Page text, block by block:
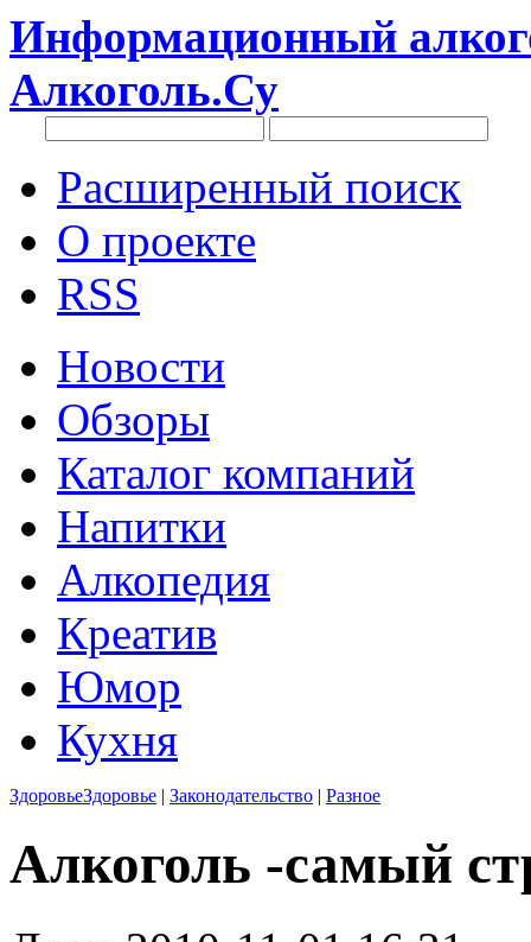
Информационный
Алкоголь.Су
Расширенный поиск
О проекте
RSS
Новости
Обзоры
Каталог компаний
Напитки
Алкопедия
Креатив
Юмор
Кухня
ЗдоровьеЗдоровье | Законодательство | Разное
Алкоголь -самый